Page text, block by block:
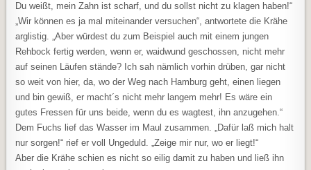
Du weißt, mein Zahn ist scharf, und du sollst nicht zu klagen haben!“
„Wir können es ja mal miteinander versuchen“, antwortete die Krähe
arglistig. „Aber würdest du zum Beispiel auch mit einem jungen
Rehbock fertig werden, wenn er, waidwund geschossen, nicht mehr
auf seinen Läufen stände? Ich sah nämlich vorhin drüben, gar nicht
so weit von hier, da, wo der Weg nach Hamburg geht, einen liegen
und bin gewiß, er macht´s nicht mehr langem mehr! Es wäre ein
gutes Fressen für uns beide, wenn du es wagtest, ihn anzugehen.“
Dem Fuchs lief das Wasser im Maul zusammen. „Dafür laß mich halt
nur sorgen!“ rief er voll Ungeduld. „Zeige mir nur, wo er liegt!“
Aber die Krähe schien es nicht so eilig damit zu haben und ließ ihn